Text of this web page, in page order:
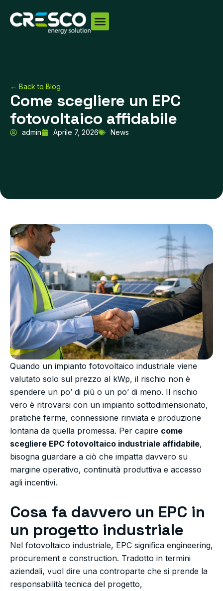
← Back to Blog
Come scegliere un EPC
fotovoltaico affidabile
admin Aprile 7, 2026 News
Quando un impianto fotovoltaico industriale viene
valutato solo sul prezzo al kWp, il rischio non è
spendere un po’ di più o un po’ di meno. Il rischio
vero è ritrovarsi con un impianto sottodimensionato,
pratiche ferme, connessione rinviata e produzione
lontana da quella promessa. Per capire come
scegliere EPC fotovoltaico industriale affidabile,
bisogna guardare a ciò che impatta davvero su
margine operativo, continuità produttiva e accesso
agli incentivi.
Cosa fa davvero un EPC in
un progetto industriale
Nel fotovoltaico industriale, EPC significa engineering,
procurement e construction. Tradotto in termini
aziendali, vuol dire una controparte che si prende la
responsabilità tecnica del progetto,